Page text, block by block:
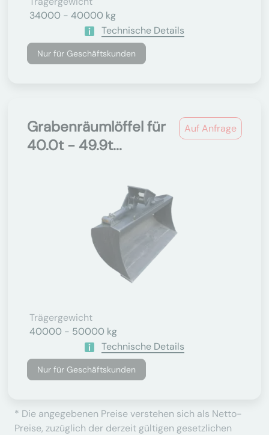
34000 - 40000 kg
Technische Details
Nur für Geschäftskunden
Auf Anfrage
Grabenräumlöffel für
40.0t - 49.9t...
Trägergewicht
40000 - 50000 kg
Technische Details
Nur für Geschäftskunden
* Die angegebenen Preise verstehen sich als Netto-
Preise, zuzüglich der derzeit gültigen gesetzlichen